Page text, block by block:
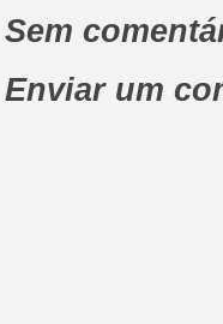
Sem
Enviar um